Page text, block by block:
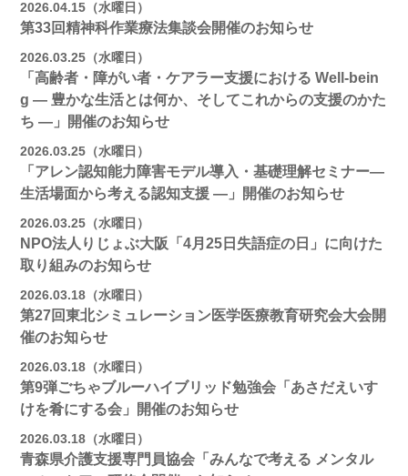
2026.04.15（水曜日）
第33回精神科作業療法集談会開催のお知らせ
2026.03.25（水曜日）
「高齢者・障がい者・ケアラー支援における Well-bein
g ― 豊かな生活とは何か、そしてこれからの支援のかた
ち ―」開催のお知らせ
2026.03.25（水曜日）
「アレン認知能力障害モデル導入・基礎理解セミナー―
生活場面から考える認知支援 ―」開催のお知らせ
2026.03.25（水曜日）
NPO法人りじょぶ大阪「4月25日失語症の日」に向けた
取り組みのお知らせ
2026.03.18（水曜日）
第27回東北シミュレーション医学医療教育研究会大会開
催のお知らせ
2026.03.18（水曜日）
第9弾ごちゃブルーハイブリッド勉強会「あさだえいす
けを肴にする会」開催のお知らせ
2026.03.18（水曜日）
青森県介護支援専門員協会「みんなで考える メンタル